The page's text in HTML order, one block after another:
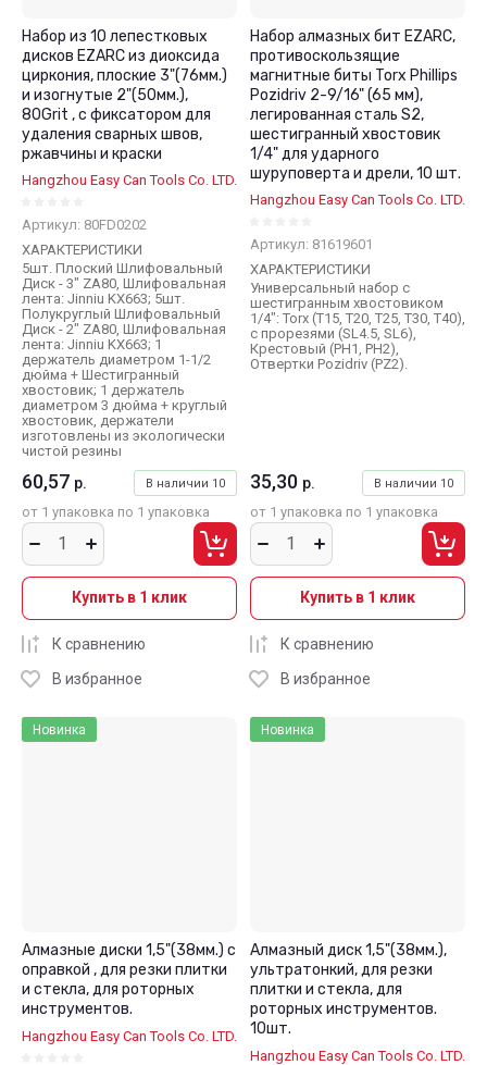
Набор из 10 лепестковых
дисков EZARC из диоксида
циркония, плоские 3"(76мм.)
и изогнутые 2"(50мм.),
80Grit , с фиксатором для
удаления сварных швов,
ржавчины и краски
Hangzhou Easy Can Tools Co. LTD.
Артикул: 80FD0202
ХАРАКТЕРИСТИКИ
5шт. Плоский Шлифовальный
Диск - 3" ZA80, Шлифовальная
лента: Jinniu KX663; 5шт.
Полукруглый Шлифовальный
Диск - 2" ZA80, Шлифовальная
лента: Jinniu KX663; 1
держатель диаметром 1-1/2
дюйма + Шестигранный
хвостовик; 1 держатель
диаметром 3 дюйма + круглый
хвостовик, держатели
изготовлены из экологически
чистой резины
В наличии 10
60,57 р.
от 1 упаковка по 1 упаковка
Купить в 1 клик
К сравнению
В избранное
Набор алмазных бит EZARC,
противоскользящие
магнитные биты Torx Phillips
Pozidriv 2-9/16" (65 мм),
легированная сталь S2,
шестигранный хвостовик
1/4" для ударного
шуруповерта и дрели, 10 шт.
Hangzhou Easy Can Tools Co. LTD.
Артикул: 81619601
ХАРАКТЕРИСТИКИ
Универсальный набор с
шестигранным хвостовиком
1/4": Torx (T15, T20, T25, T30, T40),
с прорезями (SL4.5, SL6),
Крестовый (PH1, PH2),
Отвертки Pozidriv (PZ2).
В наличии 10
35,30 р.
от 1 упаковка по 1 упаковка
Купить в 1 клик
К сравнению
В избранное
Новинка
Алмазные диски 1,5"(38мм.) с
оправкой , для резки плитки
и стекла, для роторных
инструментов.
Hangzhou Easy Can Tools Co. LTD.
Новинка
Алмазный диск 1,5"(38мм.),
ультратонкий, для резки
плитки и стекла, для
роторных инструментов.
10шт.
Hangzhou Easy Can Tools Co. LTD.